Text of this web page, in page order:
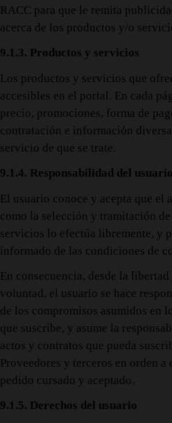
RACC para que le remita
acerca de los productos y/o
9.1.3. Productos y servicios
Los productos y servicios que
accesibles en el portal. En cada
precio, promociones, forma de
contratación e información
servicio de que se trate.
9.1.4. Responsabilidad del usuario
El usuario conoce y acepta que el
como la selección y tramitación
servicios lo efectúa libremente, y
informado de las condiciones de
En consecuencia, desde la
voluntad, el usuario se hace
de los compromisos asumidos en
que suscribe, y asume la
actos y contratos que pueda
Proveedores y terceros en orden
pedido cursado y aceptado.
9.1.5. Derechos del usuario